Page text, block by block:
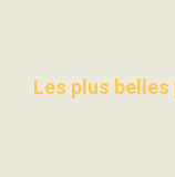
Les plus belles